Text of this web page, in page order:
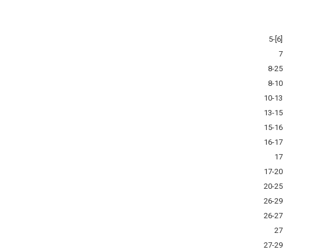
5-[6]
7
8-25
8-10
10-13
13-15
15-16
16-17
17
17-20
20-25
26-29
26-27
27
27-29